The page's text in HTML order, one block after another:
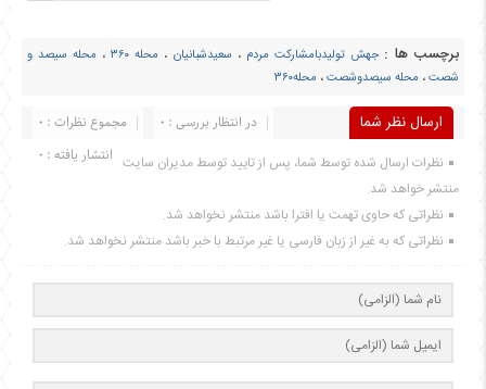
برچسب ها : جهش تولیدبامشارکت مردم ، سعیدشبانیان ، محله ۳۶۰ ، محله سیصد و
شصت، محله سیصدوشصت، محله۳۶۰
ارسال نظر شما مجموع نظرات : 0
در انتظار بررسی : 0
انتشار یافته : 0 نظرات ارسال شده توسط شما، پس از تایید توسط مدیران سایت
منتشر خواهد شد.
نظراتی که حاوی تهمت یا افترا باشد منتشر نخواهد شد.
نظراتی که به غیر از زبان فارسی یا غیر مرتبط با خبر باشد منتشر نخواهد شد.